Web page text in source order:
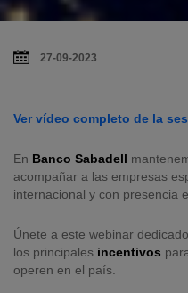
27-09-2023
Ver vídeo completo de la
En Banco Sabadell
acompañar a las empresas
internacional y con presencia
Únete a este webinar
los principales incentivos
operen en el país.